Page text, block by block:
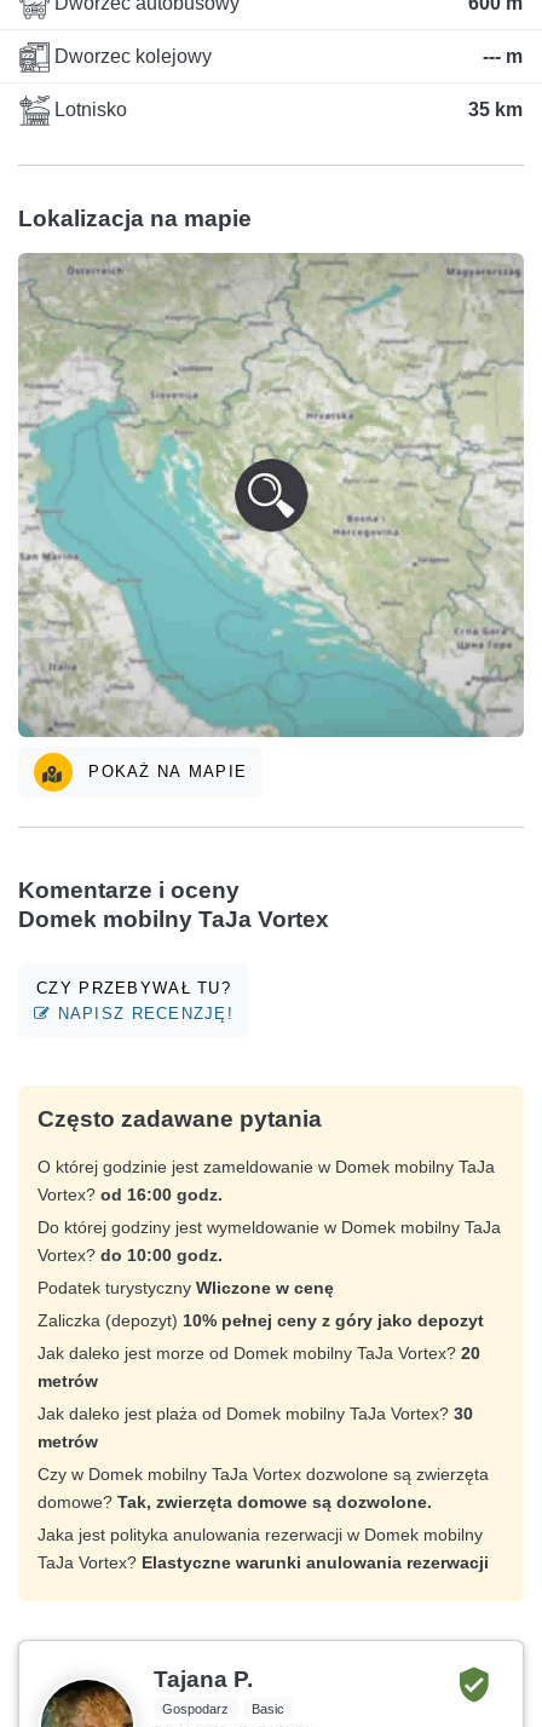
Dworzec kolejowy --- m
Lotnisko 35 km
Lokalizacja na mapie
POKAŻ NA MAPIE
Komentarze i oceny
Domek mobilny TaJa Vortex
CZY PRZEBYWAŁ TU?
NAPISZ RECENZJĘ!
Często zadawane pytania
O której godzinie jest zameldowanie w Domek mobilny TaJa
Vortex? od 16:00 godz.
Do której godziny jest wymeldowanie w Domek mobilny TaJa
Vortex? do 10:00 godz.
Podatek turystyczny Wliczone w cenę
Zaliczka (depozyt) 10% pełnej ceny z góry jako depozyt
Jak daleko jest morze od Domek mobilny TaJa Vortex? 20
metrów
Jak daleko jest plaża od Domek mobilny TaJa Vortex? 30
metrów
Czy w Domek mobilny TaJa Vortex dozwolone są zwierzęta
domowe? Tak, zwierzęta domowe są dozwolone.
Jaka jest polityka anulowania rezerwacji w Domek mobilny
TaJa Vortex? Elastyczne warunki anulowania rezerwacji
Tajana P.
Gospodarz
Basic